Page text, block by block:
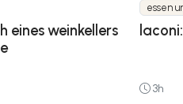
eines weinkellers
essen
3h